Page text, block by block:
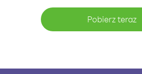
Pobierz teraz